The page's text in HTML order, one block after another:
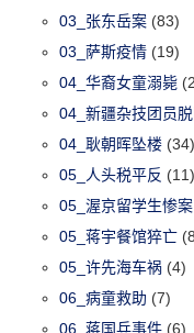
03_张东岳案 (83)
03_萨斯疫情 (19)
04_华裔女童溺毙
04_新疆杂技团员脱
04_耿朝晖坠楼 (34)
05_人头税平反 (11)
05_渥京留学生惨案
05_蒋宇餐馆猝亡
05_许先海车祸 (4)
06_病童救助 (7)
06_蒋国兵事件 (6)